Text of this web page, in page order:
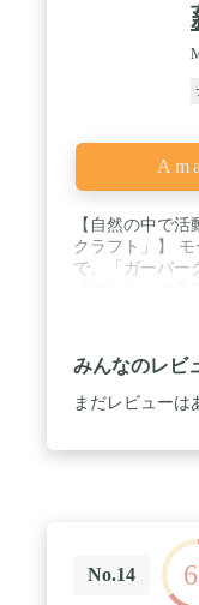
【自然の中で
クラフト」】
で、「ガーバー
活動するため
していくブッ
されたナイフ
チールモデルは
も最も人気のあ
着火までを1本
ています。 / 【
ールブレード
みんなのレビ
まだレビューは
No.14